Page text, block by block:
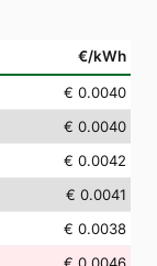
€/kWh
€ 0.0040
€ 0.0040
€ 0.0042
€ 0.0041
€ 0.0038